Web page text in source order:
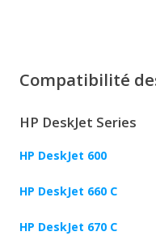
Compatibilité
HP DeskJet Series
HP DeskJet 600
HP DeskJet 660 C
HP DeskJet 670 C